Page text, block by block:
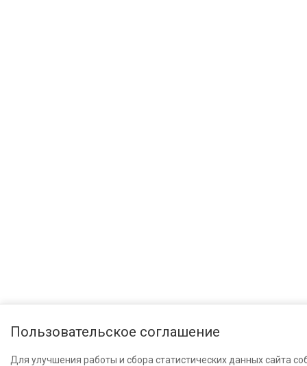
Пользовательское соглашение
Для улучшения работы и сбора статистических данных сайта